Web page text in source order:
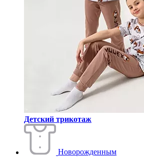
Детский трикотаж
Новорожденным